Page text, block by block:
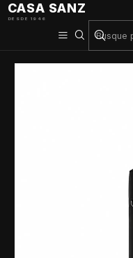
CASA SANZ
DESDE 1946
Inicio Deporte De Contacto